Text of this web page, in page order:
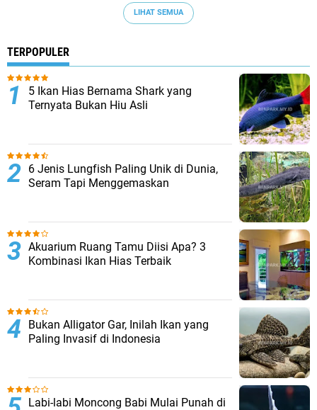
LIHAT SEMUA
TERPOPULER
5 Ikan Hias Bernama Shark yang
Ternyata Bukan Hiu Asli
6 Jenis Lungfish Paling Unik di Dunia,
Seram Tapi Menggemaskan
Akuarium Ruang Tamu Diisi Apa? 3
Kombinasi Ikan Hias Terbaik
Bukan Alligator Gar, Inilah Ikan yang
Paling Invasif di Indonesia
Labi-labi Moncong Babi Mulai Punah di